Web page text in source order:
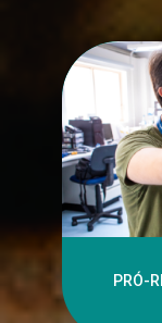
PRÓ-